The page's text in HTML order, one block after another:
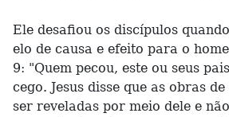
Ele desafiou os discípulos
elo de causa e efeito para o
9: "Quem pecou, este ou seus
cego. Jesus disse que as obras
ser reveladas por meio dele e